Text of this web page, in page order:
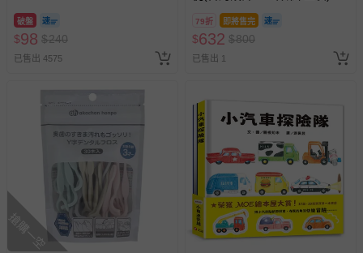
破盤
$98 $240
已售出 4575
79折 即將售完
$632 $800
已售出 1
搶購一空